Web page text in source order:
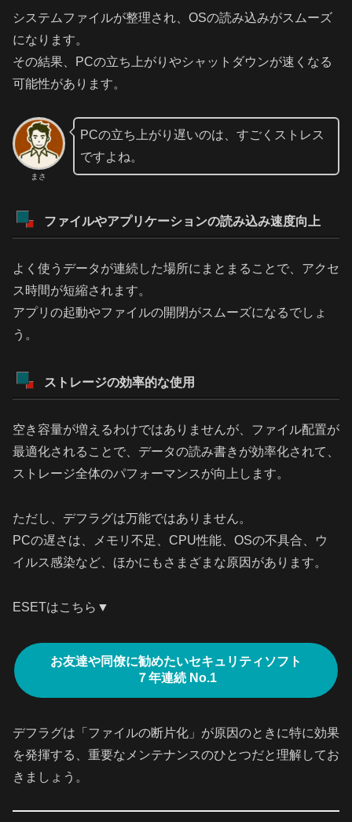
システムファイルが整理され、OSの読み込みがスムーズ
になります。
その結果、PCの立ち上がりやシャットダウンが速くなる
可能性があります。
まさ
PCの立ち上がり遅いのは、すごくストレス
ですよね。
ファイルやアプリケーションの読み込み速度向上
よく使うデータが連続した場所にまとまることで、アクセ
ス時間が短縮されます。
アプリの起動やファイルの開閉がスムーズになるでしょ
う。
ストレージの効率的な使用
空き容量が増えるわけではありませんが、ファイル配置が
最適化されることで、データの読み書きが効率化されて、
ストレージ全体のパフォーマンスが向上します。
ただし、デフラグは万能ではありません。
PCの遅さは、メモリ不足、CPU性能、OSの不具合、ウ
イルス感染など、ほかにもさまざまな原因があります。
ESETはこちら▼
お友達や同僚に勧めたいセキュリティソフト
７年連続 No.1
デフラグは「ファイルの断片化」が原因のときに特に効果
を発揮する、重要なメンテナンスのひとつだと理解してお
きましょう。